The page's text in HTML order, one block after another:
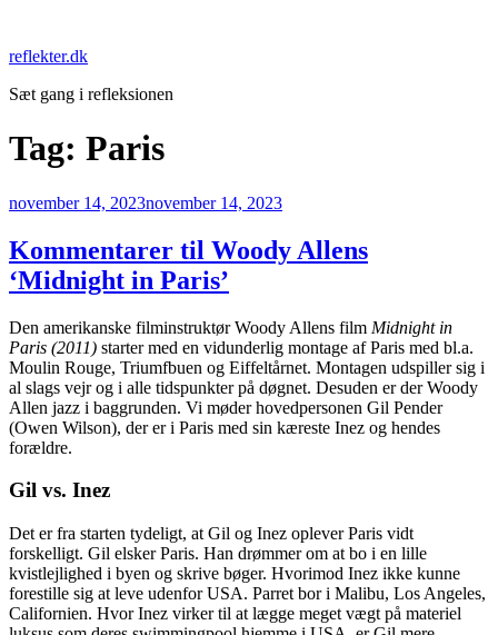
indhold
reflekter.dk
Sæt gang i refleksionen
Tag: Paris
Udgivet
november 14, 2023november 14, 2023
Kommentarer til Woody Allens
‘Midnight in Paris’
Den amerikanske filminstruktør Woody Allens film Midnight in
Paris (2011) starter med en vidunderlig montage af Paris med bl.a.
Moulin Rouge, Triumfbuen og Eiffeltårnet. Montagen udspiller sig i
al slags vejr og i alle tidspunkter på døgnet. Desuden er der Woody
Allen jazz i baggrunden. Vi møder hovedpersonen Gil Pender
(Owen Wilson), der er i Paris med sin kæreste Inez og hendes
forældre.
Gil vs. Inez
Det er fra starten tydeligt, at Gil og Inez oplever Paris vidt
forskelligt. Gil elsker Paris. Han drømmer om at bo i en lille
kvistlejlighed i byen og skrive bøger. Hvorimod Inez ikke kunne
forestille sig at leve udenfor USA. Parret bor i Malibu, Los Angeles,
Californien. Hvor Inez virker til at lægge meget vægt på materiel